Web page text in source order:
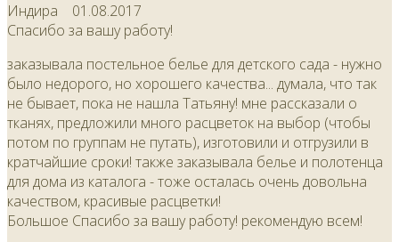
Индира 01.08.2017
Спасибо за вашу работу!
заказывала постельное белье для детского сада - нужно
было недорого, но хорошего качества... думала, что так
не бывает, пока не нашла Татьяну! мне рассказали о
тканях, предложили много расцветок на выбор (чтобы
потом по группам не путать), изготовили и отгрузили в
кратчайшие сроки! также заказывала белье и полотенца
для дома из каталога - тоже осталась очень довольна
качеством, красивые расцветки!
Большое Спасибо за вашу работу! рекомендую всем!